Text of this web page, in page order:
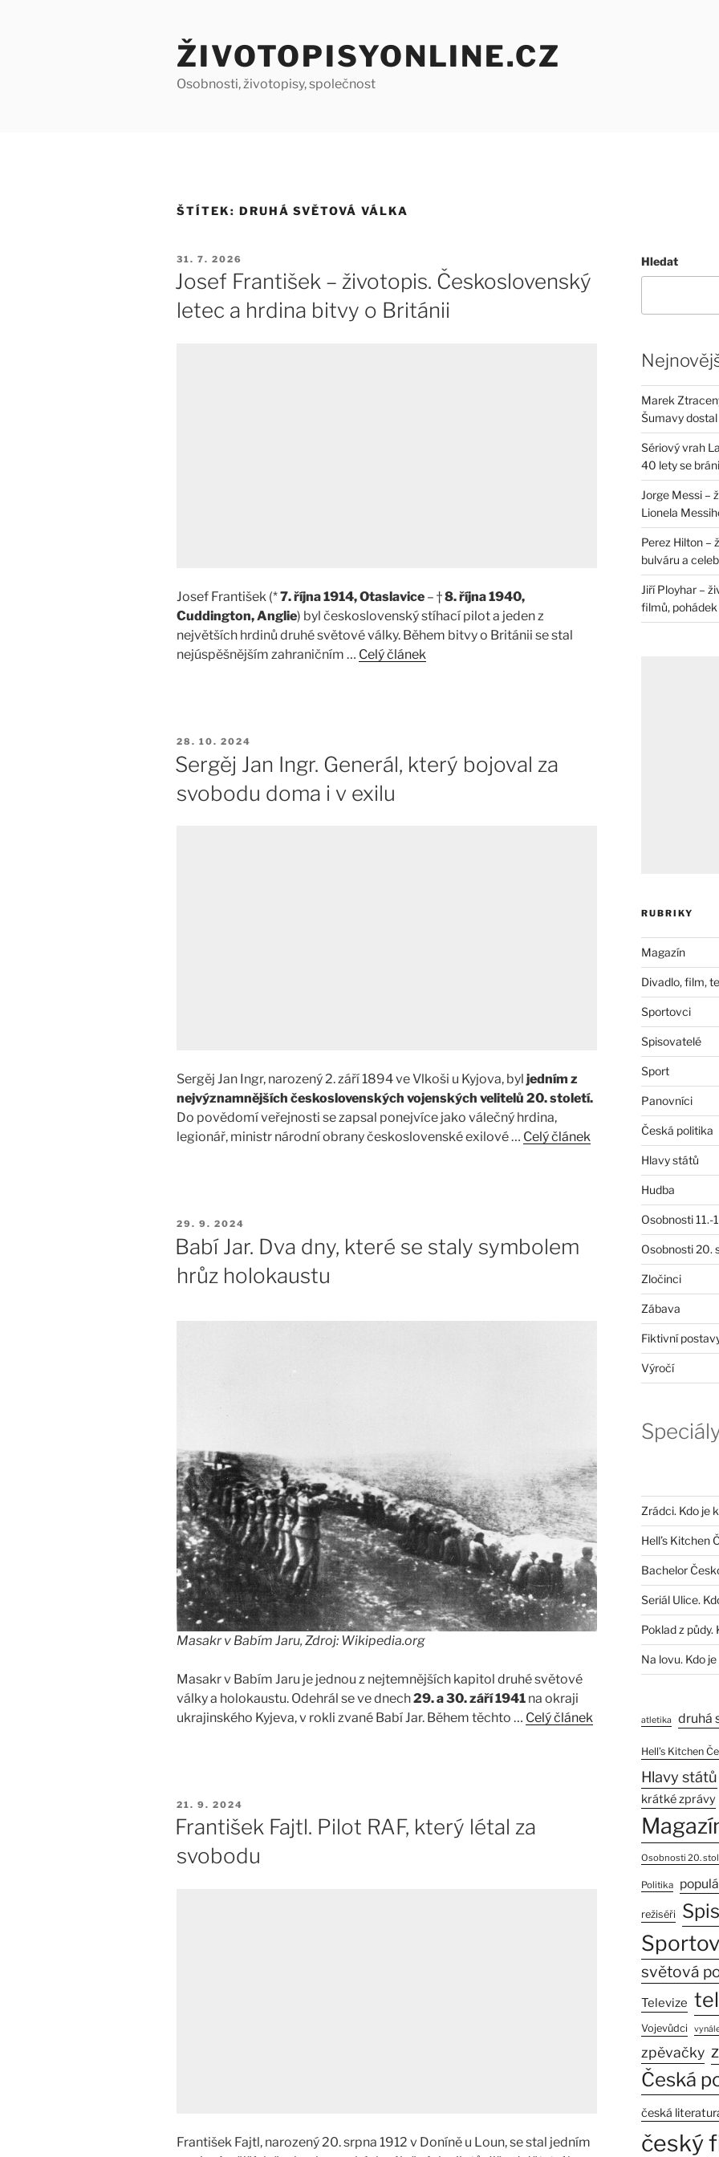
ŽIVOTOPISYONLINE.CZ
Osobnosti, životopisy, společnost
ŠTÍTEK: DRUHÁ SVĚTOVÁ VÁLKA
PUBLIKOVÁNO
31. 7. 2026
Josef František – životopis. Československý
letec a hrdina bitvy o Británii
Josef František (*7. října 1914, Otaslavice – †8. října 1940,
Cuddington, Anglie) byl československý stíhací pilot a jeden z
největších hrdinů druhé světové války. Během bitvy o Británii se stal
nejúspěšnějším zahraničním … Celý článek
PUBLIKOVÁNO
28. 10. 2024
Sergěj Jan Ingr. Generál, který bojoval za
svobodu doma i v exilu
Sergěj Jan Ingr, narozený 2. září 1894 ve Vlkoši u Kyjova, byl jedním z
nejvýznamnějších československých vojenských velitelů 20. století.
Do povědomí veřejnosti se zapsal ponejvíce jako válečný hrdina,
legionář, ministr národní obrany československé exilové … Celý článek
PUBLIKOVÁNO
29. 9. 2024
Babí Jar. Dva dny, které se staly symbolem
hrůz holokaustu
Masakr v Babím Jaru, Zdroj: Wikipedia.org
Masakr v Babím Jaru je jednou z nejtemnějších kapitol druhé světové
války a holokaustu. Odehrál se ve dnech29. a 30. září 1941 na okraji
ukrajinského Kyjeva, v rokli zvané Babí Jar. Během těchto … Celý článek
PUBLIKOVÁNO
21. 9. 2024
František Fajtl. Pilot RAF, který létal za
svobodu
František Fajtl, narozený 20. srpna 1912 v Doníně u Loun, se stal jedním
Hledat
Marek
Šumavy
Sériový vrah
40 lety se
Jorge Messi –
Lionela
Perez Hilton –
bulváru a
Jiří Ployhar –
filmů, pohádek
RUBRIKY
Magazín
Divadlo, film,
Sportovci
Spisovatelé
Sport
Panovníci
Česká politika
Hlavy států
Hudba
Osobnosti 11.-
Osobnosti 20.
Zločinci
Zábava
Fiktivní
Výročí
Zrádci. Kdo je
Hell’s Kitchen
Bachelor
Seriál Ulice.
Poklad z půdy.
Na lovu. Kdo
atletika druhá
Hell’s Kitchen
Hlavy států
krátké zprávy
Osobnosti 20.
Politika
režiséři
světová
Televize
Vojevůdci
zpěvačky
Česká
česká
český